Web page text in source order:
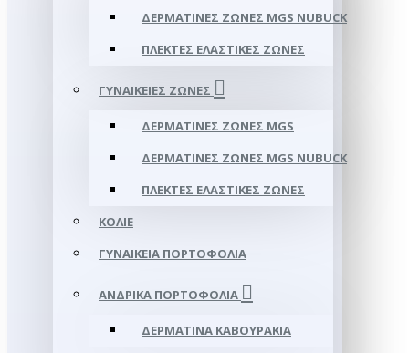
ΔΕΡΜΆΤΙΝΕΣ ΖΏΝΕΣ MGS NUBUCK
ΠΛΕΚΤΈΣ ΕΛΑΣΤΙΚΈΣ ΖΏΝΕΣ
ΓΥΝΑΙΚΕΊΕΣ ΖΏΝΕΣ
ΔΕΡΜΆΤΙΝΕΣ ΖΏΝΕΣ MGS
ΔΕΡΜΆΤΙΝΕΣ ΖΏΝΕΣ MGS NUBUCK
ΠΛΕΚΤΈΣ ΕΛΑΣΤΙΚΈΣ ΖΏΝΕΣ
ΚΟΛΙΈ
ΓΥΝΑΙΚΕΊΑ ΠΟΡΤΟΦΌΛΙΑ
ΑΝΔΡΙΚΆ ΠΟΡΤΟΦΌΛΙΑ
ΔΕΡΜΆΤΙΝΑ ΚΑΒΟΥΡΆΚΙΑ